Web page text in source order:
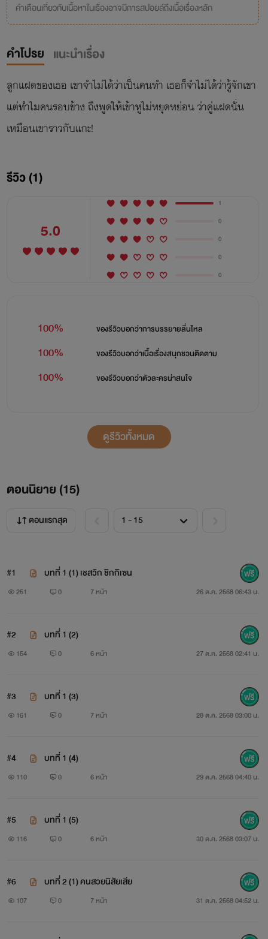
คำเตือนเกี่ยวกับเนื้อหาในเรื่องอาจมีการสปอยล์ถึงเนื้อเรื่องหลัก
คำโปรย แนะนำเรื่อง
ลูกแฝดของเธอ เขาจำไม่ได้ว่าเป็นคนทำ เธอก็จำไม่ได้ว่ารู้จักเขา
แต่ทำไมคนรอบข้าง ถึงพูดให้เข้าหูไม่หยุดหย่อน ว่าคู่แฝดนั่น
เหมือนเขาราวกับแกะ!
รีวิว (1)
5.0
1
0
0
0
0
100% ของรีวิวบอกว่าการบรรยายลื่นไหล
100% ของรีวิวบอกว่าเนื้อเรื่องสนุกชวนติดตาม
100% ของรีวิวบอกว่าตัวละครน่าสนใจ
ดูรีวิวทั้งหมด
ตอนนิยาย (15)
ตอนแรกสุด
#1 บทที่ 1 (1) เชสวิก ชิกกิเซน
251 0 7 หน้า 26 ต.ค. 2568 06:43 น.
#2 บทที่ 1 (2)
154 0 6 หน้า 27 ต.ค. 2568 02:41 น.
#3 บทที่ 1 (3)
161 0 7 หน้า 28 ต.ค. 2568 03:00 น.
#4 บทที่ 1 (4)
110 0 6 หน้า 29 ต.ค. 2568 04:40 น.
#5 บทที่ 1 (5)
116 0 6 หน้า 30 ต.ค. 2568 03:07 น.
#6 บทที่ 2 (1) คนสวยนิสัยเสีย
107 0 7 หน้า 31 ต.ค. 2568 04:52 น.